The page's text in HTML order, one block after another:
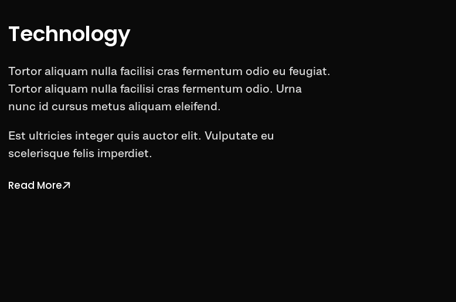
Technology
Tortor aliquam nulla facilisi cras fermentum odio eu feugiat.
Tortor aliquam nulla facilisi cras fermentum odio. Urna
nunc id cursus metus aliquam eleifend.
Est ultricies integer quis auctor elit. Vulputate eu
scelerisque felis imperdiet.
Read More